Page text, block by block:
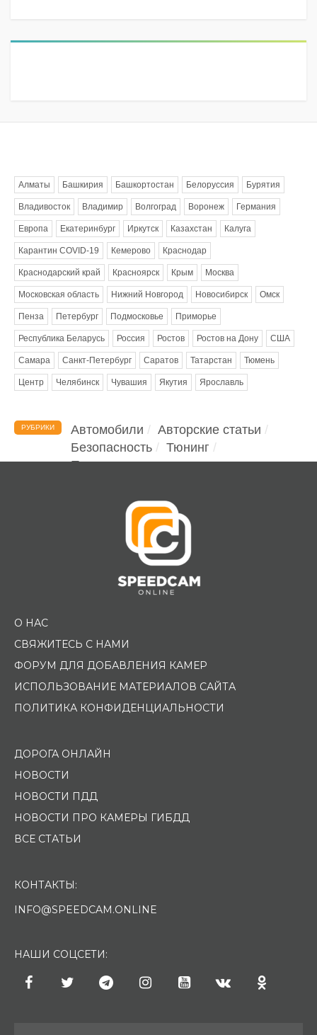
Алматы Башкирия Башкортостан Белоруссия Бурятия
Владивосток Владимир Волгоград Воронеж Германия
Европа Екатеринбург Иркутск Казахстан Калуга
Карантин COVID-19 Кемерово Краснодар
Краснодарский край Красноярск Крым Москва
Московская область Нижний Новгород Новосибирск Омск
Пенза Петербург Подмосковье Приморье
Республика Беларусь Россия Ростов Ростов на Дону США
Самара Санкт-Петербург Саратов Татарстан Тюмень
Центр Челябинск Чувашия Якутия Ярославль
РУБРИКИ Автомобили
Авторские статьи
Безопасность
Тюнинг
Помощь водителю
О НАС
СВЯЖИТЕСЬ С НАМИ
ФОРУМ ДЛЯ ДОБАВЛЕНИЯ КАМЕР
ИСПОЛЬЗОВАНИЕ МАТЕРИАЛОВ САЙТА
ПОЛИТИКА КОНФИДЕНЦИАЛЬНОСТИ
ДОРОГА ОНЛАЙН
НОВОСТИ
НОВОСТИ ПДД
НОВОСТИ ПРО КАМЕРЫ ГИБДД
ВСЕ СТАТЬИ
КОНТАКТЫ:
INFO@SPEEDCAM.ONLINE
НАШИ СОЦСЕТИ: